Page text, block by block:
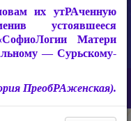
В Небесное
их утРАченную
устоявшееся
Матери
— Сурьскому-
ПреобРАженская).